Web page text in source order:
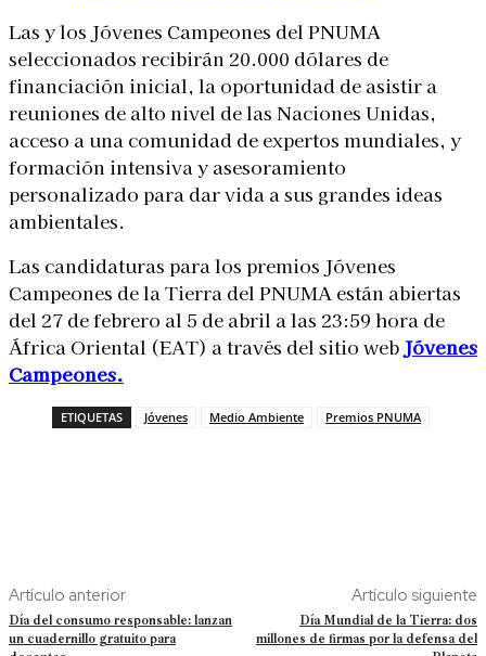
Las y los Jóvenes Campeones del PNUMA
seleccionados recibirán 20.000 dólares de
financiación inicial, la oportunidad de asistir a
reuniones de alto nivel de las Naciones Unidas,
acceso a una comunidad de expertos mundiales, y
formación intensiva y asesoramiento
personalizado para dar vida a sus grandes ideas
ambientales.
Las candidaturas para los premios Jóvenes
Campeones de la Tierra del PNUMA están abiertas
del 27 de febrero al 5 de abril a las 23:59 hora de
África Oriental (EAT) a través del sitio web Jóvenes
Campeones.
ETIQUETAS Jóvenes Medio Ambiente Premios PNUMA
Artículo anterior
Día del consumo responsable: lanzan
un cuadernillo gratuito para
Artículo siguiente
Día Mundial de la Tierra: dos
millones de firmas por la defensa del